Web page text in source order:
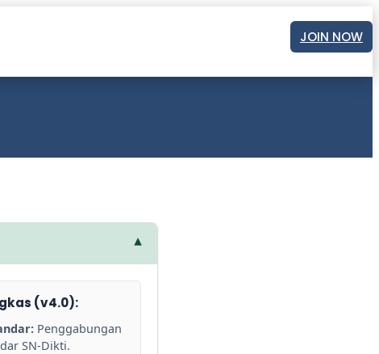
JOIN NOW
▾
(v4.0):
Penggabungan
SN-Dikti.